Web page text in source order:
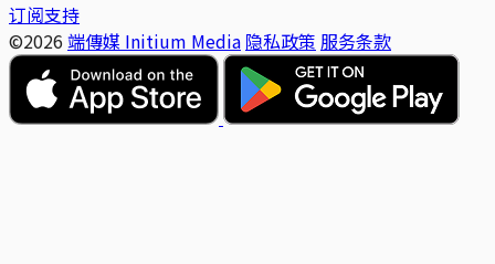
订阅支持
©2026 端傳媒 Initium Media 隐私政策 服务条款